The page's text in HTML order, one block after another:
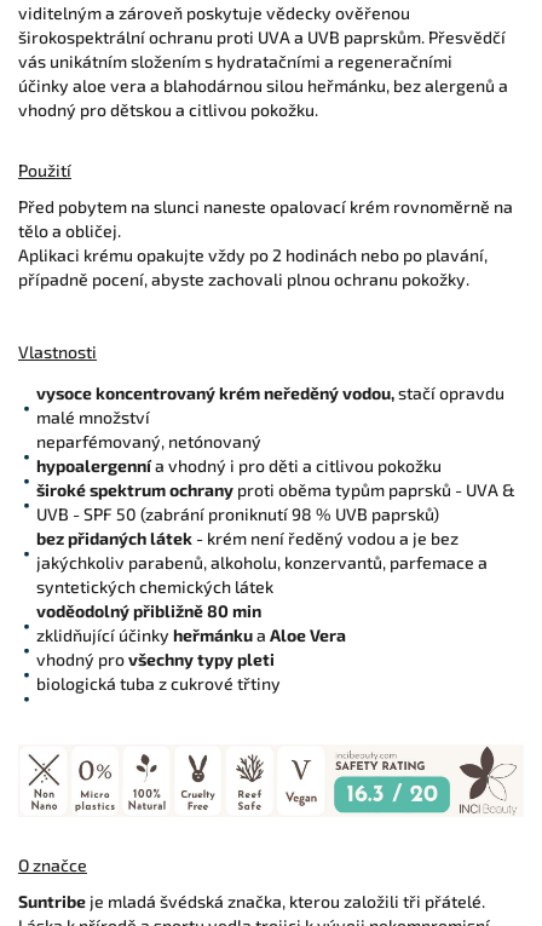
viditelným a zároveň poskytuje vědecky ověřenou
širokospektrální ochranu proti UVA a UVB paprskům. Přesvědčí
vás unikátním složením s hydratačními a regeneračními
účinky aloe vera a blahodárnou silou heřmánku, bezalergenů a
vhodný pro dětskou a citlivou pokožku.
Použití
Před pobytem na slunci naneste opalovací krém rovnoměrně na
tělo a obličej.
Aplikaci krému opakujte vždy po 2 hodinách nebo po plavání,
případně pocení, abyste zachovali plnou ochranu pokožky.
Vlastnosti
vysoce koncentrovaný krém neředěný vodou,stačí opravdu
malé množství
neparfémovaný, netónovaný
hypoalergennía vhodný i pro děti a citlivou pokožku
široké spektrum ochrany proti oběma typům paprsků - UVA &
UVB - SPF 50 (zabrání proniknutí 98 % UVB paprsků)
bez přidaných látek - krém není ředěný vodou a je bez
jakýchkoliv parabenů, alkoholu, konzervantů, parfemace a
syntetických chemických látek
voděodolný přibližně 80 min
zklidňující účinky heřmánkua Aloe Vera
vhodný provšechny typy pleti
biologická tuba z cukrové třtiny
O značce
Suntribe je mladá švédská značka, kterou založili tři přátelé.